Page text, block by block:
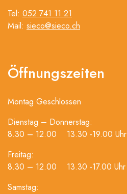
Tel: 052 741 11 21
Mail: sieco@sieco.ch
Öffnungszeiten
Montag Geschlossen
Dienstag – Donnerstag:
8.30 – 12.00 13.30 -19.00 Uhr
Freitag:
8.30 – 12.00 13.30 -17.00 Uhr
Samstag: